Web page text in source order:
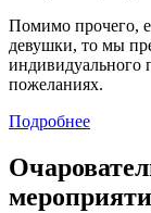
Помимо прочего,
девушки, то мы
индивидуального
пожеланиях.
Подробнее